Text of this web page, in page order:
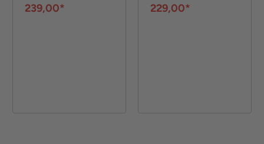
239,00* 229,00*